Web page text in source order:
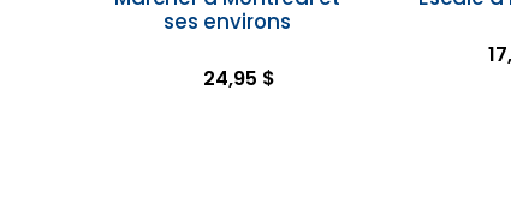
ses environs
24,95 $